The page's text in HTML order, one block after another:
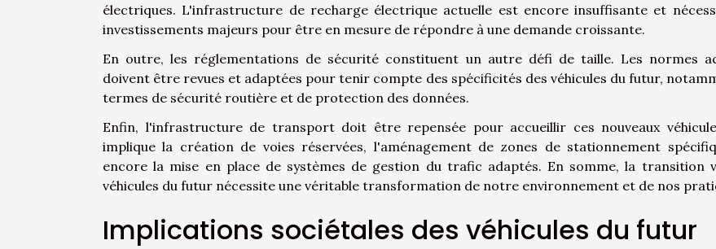
électriques. L'infrastructure de recharge électrique actuelle est encore insuffisante et
investissements majeurs pour être en mesure de répondre à une demande croissante.
En outre, les réglementations de sécurité constituent un autre défi de taille. Les normes
doivent être revues et adaptées pour tenir compte des spécificités des véhicules du futur,
termes de sécurité routière et de protection des données.
Enfin, l'infrastructure de transport doit être repensée pour accueillir ces nouveaux
implique la création de voies réservées, l'aménagement de zones de stationnement
encore la mise en place de systèmes de gestion du trafic adaptés. En somme, la transition
véhicules du futur nécessite une véritable transformation de notre environnement et de nos
Implications sociétales des véhicules du futur